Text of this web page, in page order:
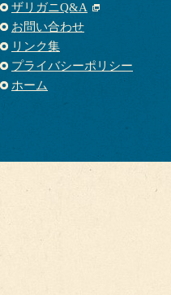
ザリガニQ&A
お問い合わせ
リンク集
プライバシーポリシー
ホーム